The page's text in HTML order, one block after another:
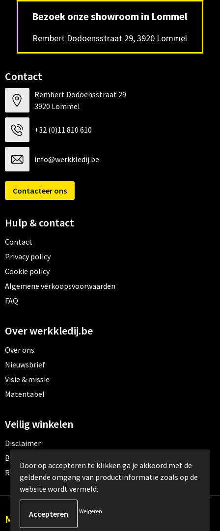
Bezoek onze showroom in Lommel
Rembert Dodoensstraat 29, 3920 Lommel
Contact
Rembert Dodoensstraat 29
3920 Lommel
+32 (0)11 810 610
info@werkkledij.be
Contacteer ons
Hulp & contact
Contact
Privacy policy
Cookie policy
Algemene verkoopsvoorwaarden
FAQ
Over werkkledij.be
Over ons
Nieuwsbrief
Visie & missie
Matentabel
Veilig winkelen
Disclaimer
Betaalmethoden
Retourneren
Meld je aan voor onze nieuwsbrief
Door op accepteren te klikken ga je akkoord met de
geldende omgang van productinformatie zoals op de
website wordt vermeld.
Weigeren